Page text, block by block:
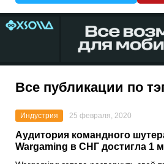
Все публикации по
Индустрия 25 февраля, 2020
Аудитория командного
Wargaming в СНГ достигла 1